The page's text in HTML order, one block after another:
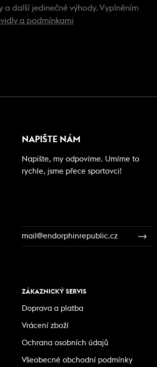
a další jedinečné výhody. Vyplněním
a podmínkami
NAPIŠTE NÁM
Napište, my odpovíme. Umíme to
rychle, jsme přece sportovci!
mail@endorphinrepublic.cz
ZÁKAZNICKÝ SERVIS
Doprava a platba
Vrácení zboží
Ochrana osobních údajů
Všeobecné obchodní podmínky